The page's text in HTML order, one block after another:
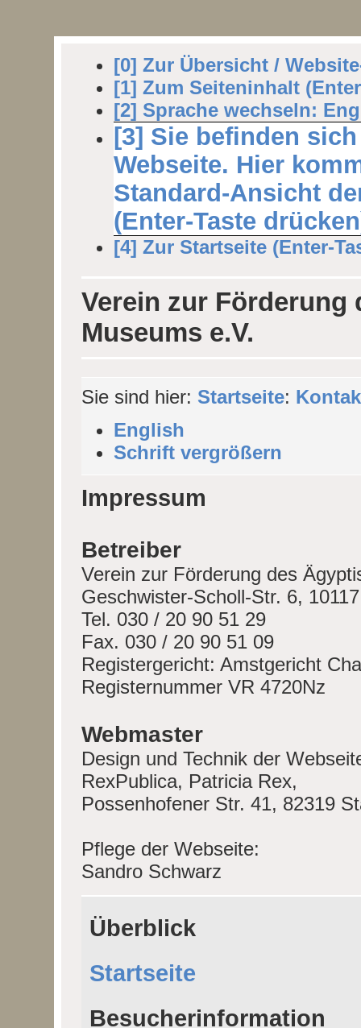
[0] Zur Übersicht /
[1] Zum Seiteninhalt
[2] Sprache wechseln:
[3] Sie befinden
Webseite. Hier
Standard-Ansicht
(Enter-Taste
[4] Zur Startseite (Enter-
Verein zur Förderung
Museums e.V.
Sie sind hier: Startseite:
English
Schrift vergrößern
Impressum
Betreiber
Verein zur Förderung des
Geschwister-Scholl-Str. 6,
Tel. 030 / 20 90 51 29
Fax. 030 / 20 90 51 09
Registergericht: Amstgericht
Registernummer VR 4720Nz
Webmaster
Design und Technik der
RexPublica, Patricia Rex,
Possenhofener Str. 41, 82319
Pflege der Webseite:
Sandro Schwarz
Überblick
Startseite
Besucherinformation